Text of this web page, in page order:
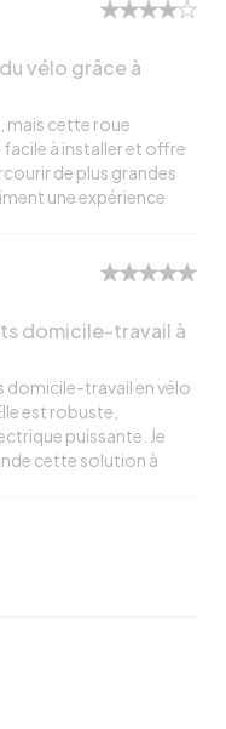
vélo grâce à
mais cette roue
facile à installer et offre
de plus grandes
une expérience
domicile-travail à
domicile-travail en vélo
est robuste,
puissante. Je
cette solution à